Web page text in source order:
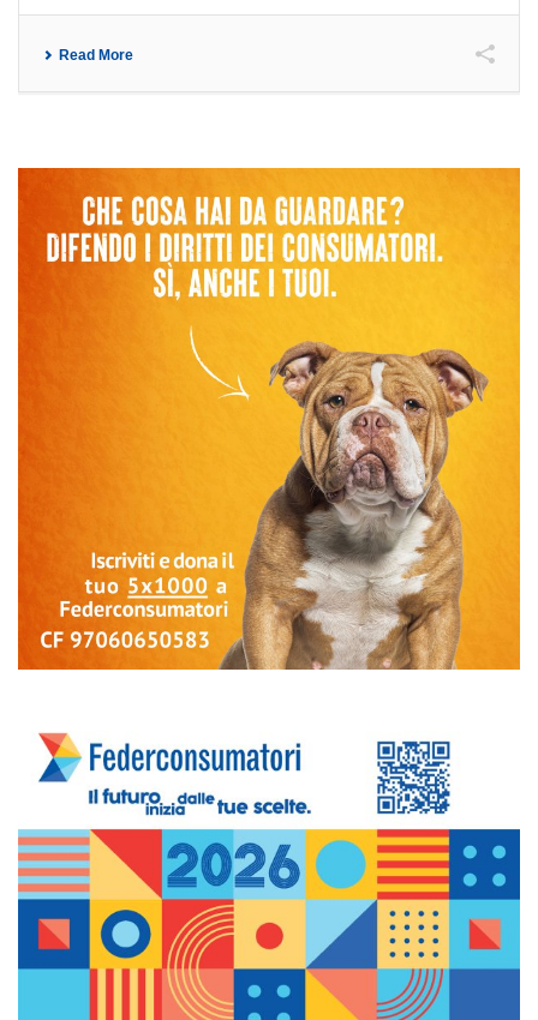
Read More